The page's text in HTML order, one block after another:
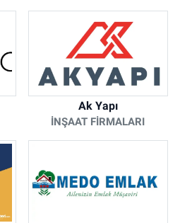
Ak Yapı
İNŞAAT FIRMALARI